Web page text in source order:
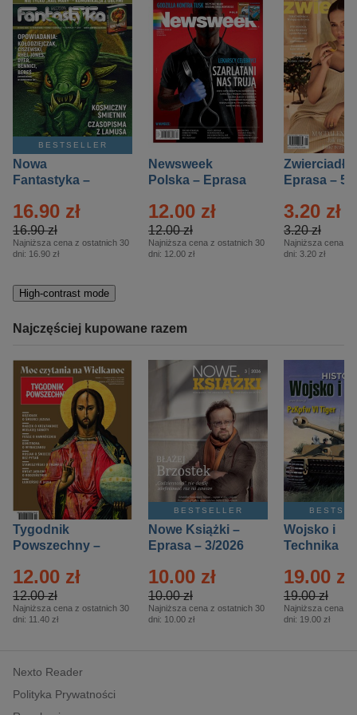
BESTSELLER
Nowa
Fantastyka –
16.90 zł
16.90 zł
Najniższa cena z ostatnich 30
dni: 16.90 zł
Newsweek
Polska – Eprasa
12.00 zł
12.00 zł
Najniższa cena z ostatnich 30
dni: 12.00 zł
Zwierciadło
Eprasa – 5/
3.20 zł
3.20 zł
Najniższa cena z
dni: 3.20 zł
High-contrast mode
Najczęściej kupowane razem
Tygodnik
Powszechny –
12.00 zł
12.00 zł
Najniższa cena z ostatnich 30
dni: 11.40 zł
BESTSELLER
Nowe Książki –
Eprasa – 3/2026
10.00 zł
10.00 zł
Najniższa cena z ostatnich 30
dni: 10.00 zł
Wojsko i
Technika
– 2/2026
19.00 zł
19.00 zł
Najniższa cena z
dni: 19.00 zł
Nexto Reader
Polityka Prywatności